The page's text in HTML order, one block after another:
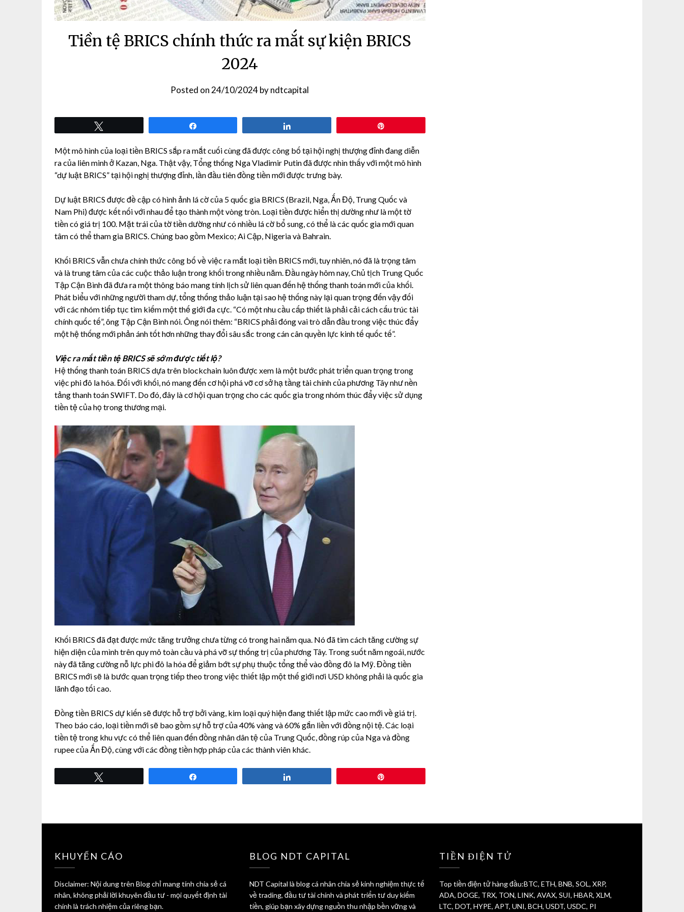
Tiền tệ BRICS chính thức ra mắt sự kiện BRICS
2024
Posted on 24/10/2024byndtcapital
Một mô hình của loại tiền BRICS sắp ra mắt cuối cùng đã được công bố tại hội nghị thượng đỉnh đang diễn
ra của liên minh ở Kazan, Nga. Thật vậy, Tổng thống Nga Vladimir Putin đã được nhìn thấy với một mô hình
“dự luật BRICS” tại hội nghị thượng đỉnh, lần đầu tiên đồng tiền mới được trưng bày.
Dự luật BRICS được đề cập có hình ảnh lá cờ của 5 quốc gia BRICS (Brazil, Nga, Ấn Độ, Trung Quốc và
Nam Phi) được kết nối với nhau để tạo thành một vòng tròn. Loại tiền được hiển thị dường như là một tờ
tiền có giá trị 100. Mặt trái của tờ tiền dường như có nhiều lá cờ bổ sung, có thể là các quốc gia mới quan
tâm có thể tham gia BRICS. Chúng bao gồm Mexico; Ai Cập, Nigeria và Bahrain.
Khối BRICS vẫn chưa chính thức công bố về việc ra mắt loại tiền BRICS mới, tuy nhiên, nó đã là trọng tâm
và là trung tâm của các cuộc thảo luận trong khối trong nhiều năm. Đầu ngày hôm nay, Chủ tịch Trung Quốc
Tập Cận Bình đã đưa ra một thông báo mang tính lịch sử liên quan đến hệ thống thanh toán mới của khối.
Phát biểu với những người tham dự, tổng thống thảo luận tại sao hệ thống này lại quan trọng đến vậy đối
với các nhóm tiếp tục tìm kiếm một thế giới đa cực. “Có một nhu cầu cấp thiết là phải cải cách cấu trúc tài
chính quốc tế”, ông Tập Cận Bình nói. Ông nói thêm: “BRICS phải đóng vai trò dẫn đầu trong việc thúc đẩy
một hệ thống mới phản ánh tốt hơn những thay đổi sâu sắc trong cán cân quyền lực kinh tế quốc tế”.
Việc ra mắt tiền tệ BRICS sẽ sớm được tiết lộ?
Hệ thống thanh toán BRICS dựa trên blockchain luôn được xem là một bước phát triển quan trọng trong
việc phi đô la hóa. Đối với khối, nó mang đến cơ hội phá vỡ cơ sở hạ tầng tài chính của phương Tây như nền
tảng thanh toán SWIFT. Do đó, đây là cơ hội quan trọng cho các quốc gia trong nhóm thúc đẩy việc sử dụng
tiền tệ của họ trong thương mại.
Khối BRICS đã đạt được mức tăng trưởng chưa từng có trong hai năm qua. Nó đã tìm cách tăng cường sự
hiện diện của mình trên quy mô toàn cầu và phá vỡ sự thống trị của phương Tây. Trong suốt năm ngoái, nước
này đã tăng cường nỗ lực phi đô la hóa để giảm bớt sự phụ thuộc tổng thể vào đồng đô la Mỹ. Đồng tiền
BRICS mới sẽ là bước quan trọng tiếp theo trong việc thiết lập một thế giới nơi USD không phải là quốc gia
lãnh đạo tối cao.
Đồng tiền BRICS dự kiến ​​sẽ được hỗ trợ bởi vàng, kim loại quý hiện đang thiết lập mức cao mới về giá trị.
Theo báo cáo, loại tiền mới sẽ bao gồm sự hỗ trợ của 40% vàng và 60% gắn liền với đồng nội tệ. Các loại
tiền tệ trong khu vực có thể liên quan đến đồng nhân dân tệ của Trung Quốc, đồng rúp của Nga và đồng
rupee của Ấn Độ, cùng với các đồng tiền hợp pháp của các thành viên khác.
KHUYẾN CÁO
Disclaimer: Nội dung trên Blog chỉ mang tính chia sẻ cá
nhân, không phải lời khuyên đầu tư - mọi quyết định tài
chính là trách nhiệm của riêng bạn.
BLOG NDT CAPITAL
NDT Capital là blog cá nhân chia sẻ kinh nghiệm thực tế
về trading, đầu tư tài chính và phát triển tư duy kiếm
tiền, giúp bạn xây dựng nguồn thu nhập bền vững và
TIỀN ĐIỆN TỬ
Top tiền điện tử hàng đầu:BTC, ETH, BNB, SOL, XRP,
ADA, DOGE, TRX, TON, LINK, AVAX, SUI, HBAR, XLM,
LTC, DOT, HYPE, APT, UNI, BCH, USDT, USDC, PI